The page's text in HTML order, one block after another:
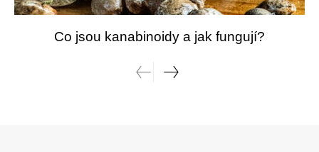
Co jsou kanabinoidy a jak fungují?